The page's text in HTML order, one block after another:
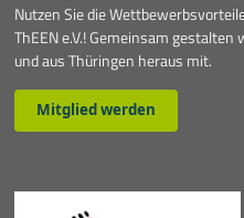
Nutzen Sie die
ThEEN e.V.! Gemeinsam
und aus Thüringen heraus mit.
Mitglied werden